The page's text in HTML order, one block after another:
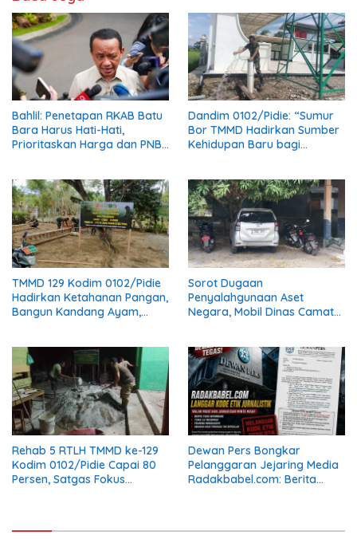
Bahlil: Penetapan RKAB Batu
Bara Harus Hati-Hati,
Prioritaskan Harga dan PNBP
Dandim 0102/Pidie: “Sumur
Bor TMMD Hadirkan Sumber
Kehidupan Baru bagi
TMMD 129 Kodim 0102/Pidie
Hadirkan Ketahanan Pangan,
Bangun Kandang Ayam,
Sorot Dugaan
Penyalahgunaan Aset
Negara, Mobil Dinas Camat
Rehab 5 RTLH TMMD ke-129
Kodim 0102/Pidie Capai 80
Persen, Satgas Fokus
Dewan Pers Bongkar
Pelanggaran Jejaring Media
Radakbabel.com: Berita